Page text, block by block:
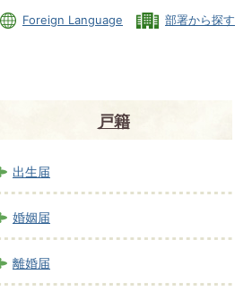
Foreign Language 部署から探す
戸籍
出生届
婚姻届
離婚届